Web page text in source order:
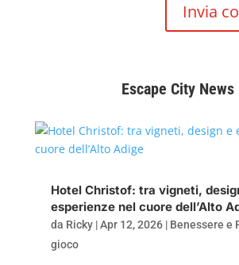
Invia
Escape City News
Hotel Christof: tra vigneti,
esperienze nel cuore dell’Alto
da Ricky|Apr 12, 2026| Benessere e
gioco